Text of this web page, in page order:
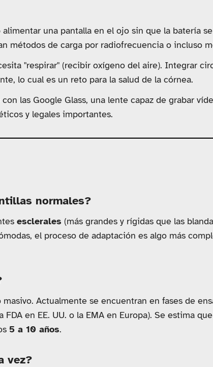
alimentar una pantalla en el ojo sin que la batería
métodos de carga por radiofrecuencia o incluso
"respirar" (recibir oxígeno del aire). Integrar
lo cual es un reto para la salud de la córnea.
las Google Glass, una lente capaz de grabar
y legales importantes.
normales?
esclerales (más grandes y rígidas que las
el proceso de adaptación es algo más
Actualmente se encuentran en fases de
en EE. UU. o la EMA en Europa). Se estima
5 a 10 años.
vez?